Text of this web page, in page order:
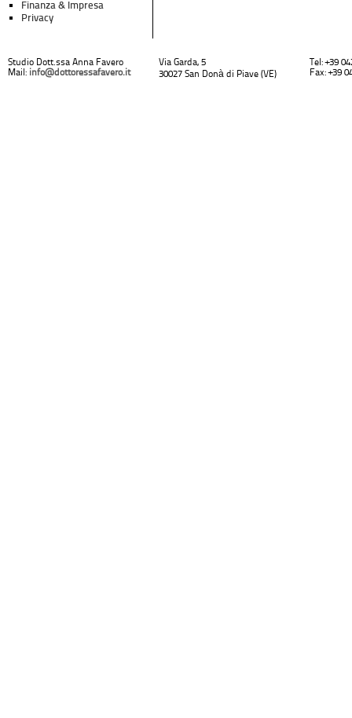
Finanza & Impresa
Privacy
Studio Dott.ssa Anna Favero
Mail: info@dottoressafavero.it
Via Garda, 5
30027 San Donà di Piave (VE)
Tel: +39
Fax: +39